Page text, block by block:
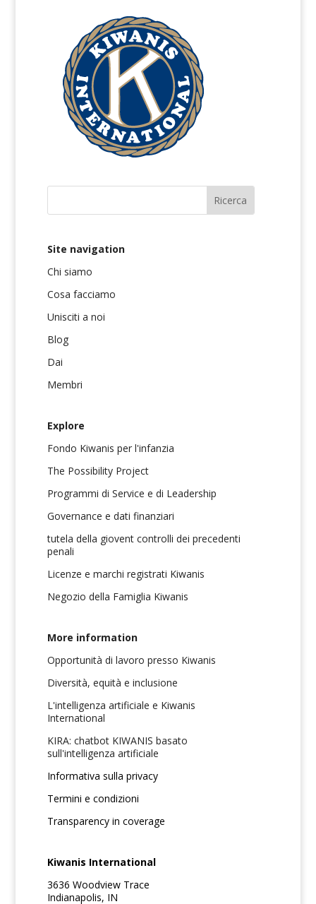
Site navigation
Chi siamo
Cosa facciamo
Unisciti a noi
Blog
Dai
Membri
Explore
Fondo Kiwanis per l'infanzia
The Possibility Project
Programmi di Service e di Leadership
Governance e dati finanziari
tutela della giovent controlli dei precedenti
penali
Licenze e marchi registrati Kiwanis
Negozio della Famiglia Kiwanis
More information
Opportunità di lavoro presso Kiwanis
Diversità, equità e inclusione
L'intelligenza artificiale e Kiwanis
International
KIRA: chatbot KIWANIS basato
sull'intelligenza artificiale
Informativa sulla privacy
Termini e condizioni
Transparency in coverage
Kiwanis International
3636 Woodview Trace
Indianapolis, IN